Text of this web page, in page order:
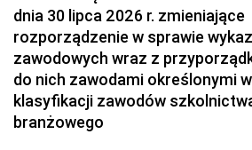
dnia 30 lipca 2026 r. zmieniające
rozporządzenie w sprawie
zawodowych wraz z
do nich zawodami określonymi w
klasyfikacji zawodów
branżowego